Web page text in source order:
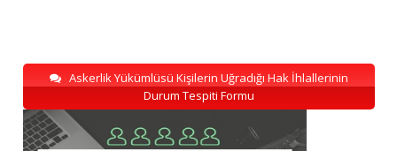
Askerlik Yükümlüsü Kişilerin Uğradığı Hak İhlallerinin
Durum Tespiti Formu